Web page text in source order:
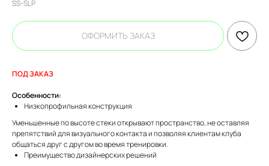
SS-SLP
ОФОРМИТЬ ЗАКАЗ
ПОД ЗАКАЗ
Особенности:
Низкопрофильная конструкция
Уменьшенные по высоте стеки открывают пространство, не оставляя
препятствий для визуального контакта и позволяя клиентам клуба
общаться друг с другом во время тренировки.
Преимущество дизайнерских решений